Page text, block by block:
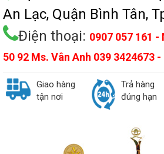
An Lạc, Quận Bình Tân,
Điện thoại: 0907 057 161 -
50 92 Ms. Vân Anh 039 3424673 -
Giao hàng
tận nơi
Trả hàng
đúng hạn